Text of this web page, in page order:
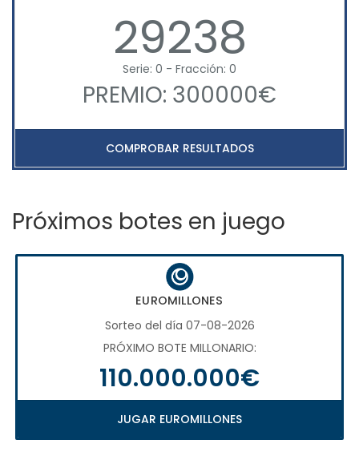
29238
Serie: 0 - Fracción: 0
PREMIO: 300000€
COMPROBAR RESULTADOS
Próximos botes en juego
EUROMILLONES
Sorteo del día 07-08-2026
PRÓXIMO BOTE MILLONARIO:
110.000.000€
JUGAR EUROMILLONES